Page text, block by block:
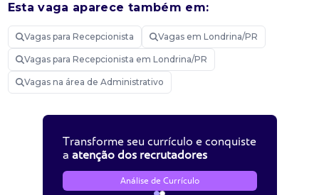
Esta vaga aparece também em:
Vagas para Recepcionista Vagas em Londrina/PR
Vagas para Recepcionista em Londrina/PR
Vagas na área de Administrativo
Transforme seu currículo e conquiste
a atenção dos recrutadores
Análise de Currículo